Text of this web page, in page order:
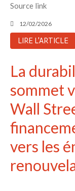
Source link
12/02/2026
LIRE L'ARTICLE
La
sommet
Wall
vers les